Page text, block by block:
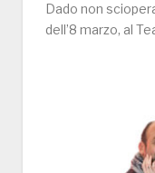
Dado non
dell’8 marzo, al